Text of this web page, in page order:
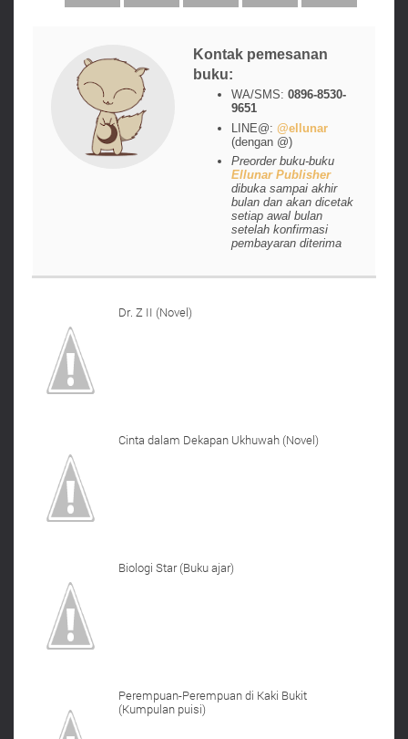
Kontak pemesanan
buku:
WA/SMS:0896-8530-
9651
LINE@:@ellunar
(dengan @)
Preorder buku-buku
Ellunar Publisher
dibuka sampai akhir
bulan dan akan dicetak
setiap awal bulan
setelah konfirmasi
pembayaran diterima
Dr. Z II (Novel)
Cinta dalam Dekapan Ukhuwah (Novel)
Biologi Star (Buku ajar)
Perempuan-Perempuan di Kaki Bukit
(Kumpulan puisi)